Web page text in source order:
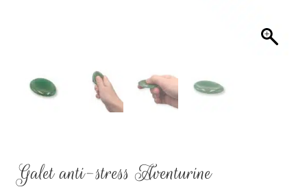
Galet anti-stress Aventurine